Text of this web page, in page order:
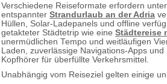
Verschiedene Reiseformate erfordern
entspannter Strandurlaub an der Adria
Hüllen, Solar-Ladepanels und offline
getakteter Städtetrip wie eine Städtereise
unermüdlichen Tempo und weitläufigen
Laden, zuverlässige Navigations-Apps und
Kopfhörer für überfüllte Verkehrsmittel.
Unabhängig vom Reiseziel gelten einige